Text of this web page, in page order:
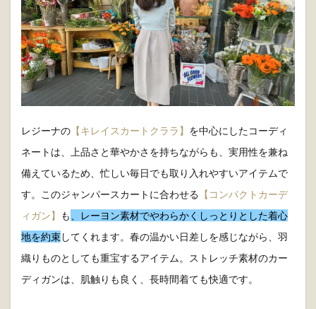
レジーナの 【キレイスカートクララ】 を中心にしたコーディ
ネートは、上品さと華やかさを持ちながらも、実用性を兼ね
備えているため、忙しい毎日でも取り入れやすいアイテムで
す。このジャンパースカートに合わせる 【コンパクトカーデ
ィガン】
も
、レーヨン素材でやわらかくしっとりとした着心
地を約束してくれます。春の温かい日差しを感じながら、羽
織りものとしても重宝するアイテム。ストレッチ素材のカー
ディガンは、肌触りも良く、長時間着ても快適です。